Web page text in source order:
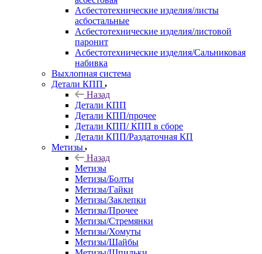
Асбестотехнические изделия/листы
асбостальные
Асбестотехнические изделия/листовой
паронит
Асбестотехнические изделия/Сальниковая
набивка
Выхлопная система
Детали КПП
Назад
Детали КПП
Детали КПП/прочее
Детали КПП/ КПП в сборе
Детали КПП/Раздаточная КП
Метизы
Назад
Метизы
Метизы/Болты
Метизы/Гайки
Метизы/Заклепки
Метизы/Прочее
Метизы/Стремянки
Метизы/Хомуты
Метизы/Шайбы